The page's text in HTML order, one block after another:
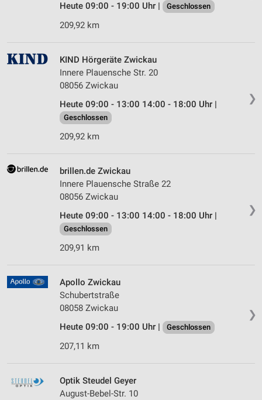
Heute 09:00 - 19:00 Uhr |
Geschlossen
209,92 km
❯
KIND Hörgeräte Zwickau
Innere Plauensche Str. 20
08056 Zwickau
Heute 09:00 - 13:00 14:00 - 18:00 Uhr |
Geschlossen
209,92 km
❯
brillen.de Zwickau
Innere Plauensche Straße 22
08056 Zwickau
Heute 09:00 - 13:00 14:00 - 18:00 Uhr |
Geschlossen
209,91 km
❯
Apollo Zwickau
Schubertstraße
08058 Zwickau
Heute 09:00 - 19:00 Uhr |
Geschlossen
207,11 km
Optik Steudel Geyer
August-Bebel-Str. 10